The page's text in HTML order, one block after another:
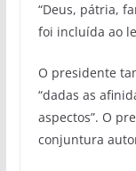
“Deus, pátria,
foi incluída ao
O presidente
“dadas as
aspectos”. O
conjuntura